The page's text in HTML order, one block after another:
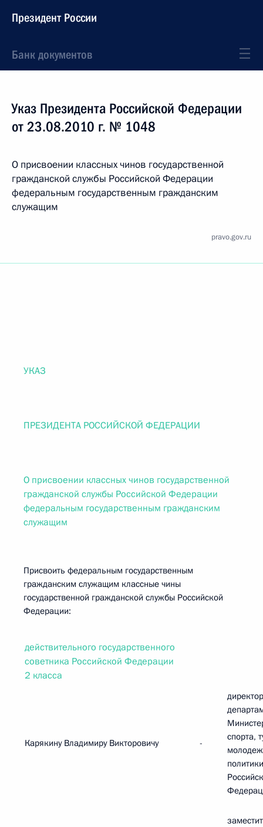
Президент России
Банк документов
Указ Президента Российской Федерации
от 23.08.2010 г. № 1048
О присвоении классных чинов государственной
гражданской службы Российской Федерации
федеральным государственным гражданским
служащим
pravo.gov.ru
УКАЗ
ПРЕЗИДЕНТА РОССИЙСКОЙ ФЕДЕРАЦИИ
О присвоении классных чинов государственной
гражданской службы Российской Федерации
федеральным государственным гражданским
служащим
Присвоить федеральным государственным
гражданским служащим классные чины
государственной гражданской службы Российской
Федерации:
действительного государственного
советника Российской Федерации
2 класса
Карякину Владимиру Викторовичу -
спорта,
политики